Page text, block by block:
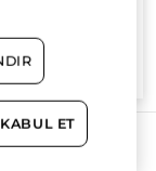
bitkisel
ET